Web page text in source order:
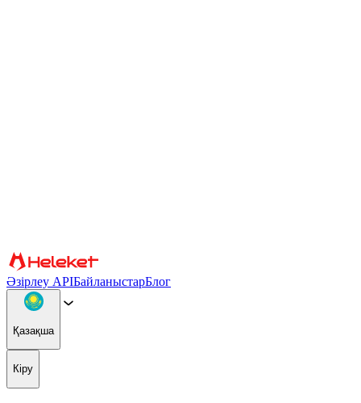
Әзірлеу APIБайланыстарБлог
Қазақша
Кіру